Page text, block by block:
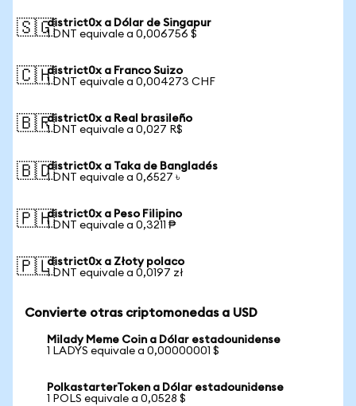
🇸🇬district0x a Dólar de Singapur
1 DNT equivale a 0,006756 $
🇨🇭district0x a Franco Suizo
1 DNT equivale a 0,004273 CHF
🇧🇷district0x a Real brasileño
1 DNT equivale a 0,027 R$
🇧🇩district0x a Taka de Bangladés
1 DNT equivale a 0,6527 ৳
🇵🇭district0x a Peso Filipino
1 DNT equivale a 0,3211 ₱
🇵🇱district0x a Złoty polaco
1 DNT equivale a 0,0197 zł
Convierte otras criptomonedas a USD
Milady Meme Coin a Dólar estadounidense
1 LADYS equivale a 0,00000001 $
PolkastarterToken a Dólar estadounidense
1 POLS equivale a 0,0528 $